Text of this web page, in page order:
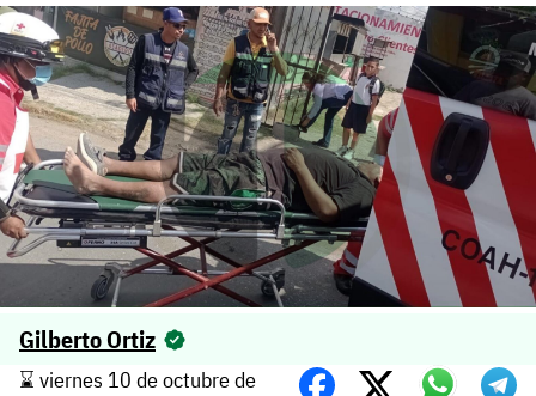
Gilberto Ortiz
⌛️ viernes 10 de octubre de